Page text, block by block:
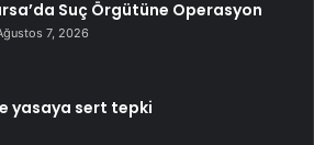
Suç Örgütüne Operasyon
7, 2026
yasaya sert tepki